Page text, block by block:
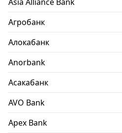
Агробанк
Алокабанк
Anorbank
Асакабанк
AVO Bank
Apex Bank